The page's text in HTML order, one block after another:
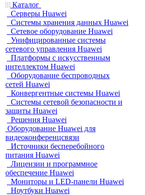
Каталог
Серверы Huawei
Системы хранения данных Huawei
Сетевое оборудование Huawei
Унифицированные системы
сетевого управления Huawei
Платформы с искусственным
интеллектом Huawei
Оборудование беспроводных
сетей Huawei
Конвергентные системы Huawei
Системы сетевой безопасности и
защиты Huawei
Решения Huawei
Оборудование Huawei для
видеоконференцсвязи
Источники бесперебойного
питания Huawei
Лицензии и программное
обеспечение Huawei
Мониторы и LED-панели Huawei
Ноутбуки Huawei